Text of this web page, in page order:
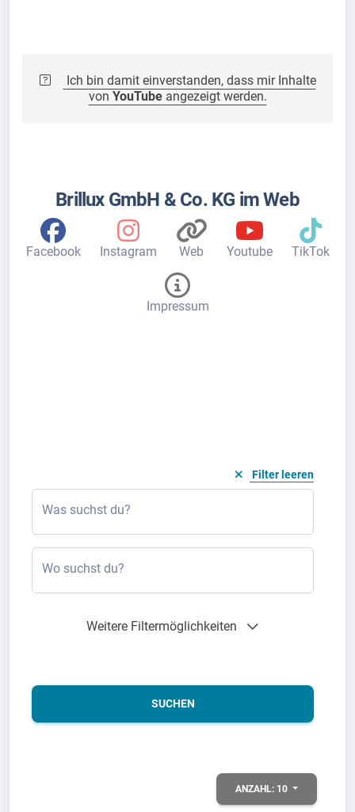
Ich bin damit einverstanden, dass mir Inhalte
von YouTubeangezeigt werden.
Brillux GmbH & Co. KG im Web
Facebook Instagram Web Youtube TikTok
Impressum
Filter leeren
Was suchst du?
Wo suchst du?
Weitere Filtermöglichkeiten
SUCHEN
ANZAHL: 10